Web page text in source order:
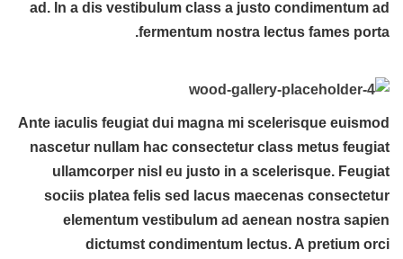
ad. In a dis vestibulum class a justo condimentum ad
fermentum nostra lectus fames porta.
Ante iaculis feugiat dui magna mi scelerisque euismod
nascetur nullam hac consectetur class metus feugiat
ullamcorper nisl eu justo in a scelerisque. Feugiat
sociis platea felis sed lacus maecenas consectetur
elementum vestibulum ad aenean nostra sapien
dictumst condimentum lectus. A pretium orci